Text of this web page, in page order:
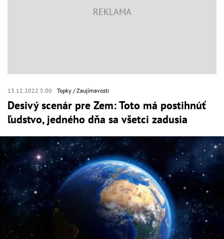
13.12.2022 5:00 Topky Zaujímavosti
Desivý scenár pre Zem: Toto má postihnúť
ľudstvo, jedného dňa sa všetci zadusia